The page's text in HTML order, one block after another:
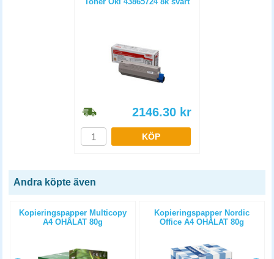
2146.30 kr
KÖP
Andra köpte även
Kopieringspapper Multicopy
A4 OHÅLAT 80g
Kopieringspapper Nordic
Office A4 OHÅLAT 80g